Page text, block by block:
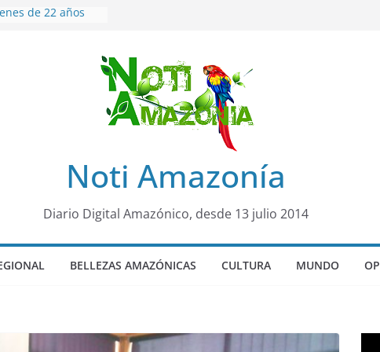
de 22 años
nueva reina por
de dormir mal en
Noti Amazonía
Diario Digital Amazónico, desde 13 julio 2014
BELLEZAS AMAZÓNICAS CULTURA MUNDO